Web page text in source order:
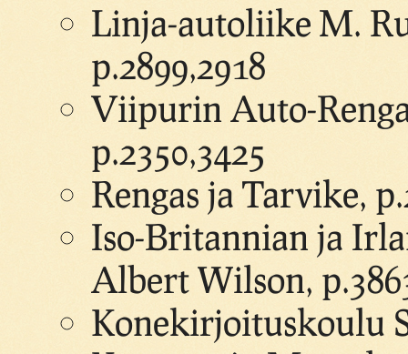
Linja-autoliike M.
p.2899,2918
Viipurin Auto-
p.2350,3425
Rengas ja Tarvike,
Iso-Britannian ja
Albert Wilson,
Konekirjoituskoulu